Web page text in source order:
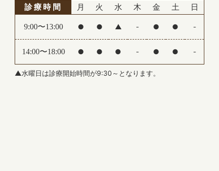
休診期間：2025年12月28日(日)～2026年1月4日
※新年は1月5日(月)より通常通り診療いたします。
【夏季休診のお知らせ】
診療時間 月 火 水 木 金 土 日
9:00〜13:00 ● ● ▲ - ● ● -
14:00〜18:00 ● ● ● - ● ● -
▲水曜日は診療開始時間が9:30～となります。